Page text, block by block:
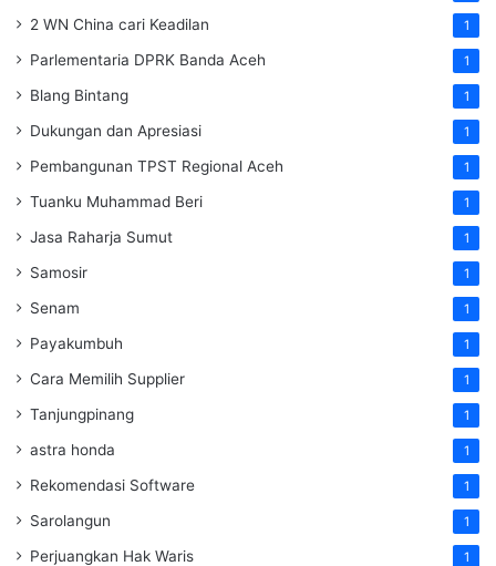
2 WN China cari Keadilan 1
Parlementaria DPRK Banda Aceh 1
Blang Bintang 1
Dukungan dan Apresiasi 1
Pembangunan TPST Regional Aceh 1
Tuanku Muhammad Beri 1
Jasa Raharja Sumut 1
Samosir 1
Senam 1
Payakumbuh 1
Cara Memilih Supplier 1
Tanjungpinang 1
astra honda 1
Rekomendasi Software 1
Sarolangun 1
Perjuangkan Hak Waris 1